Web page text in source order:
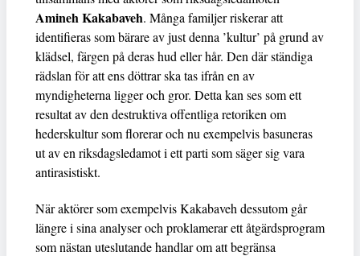
Amineh Kakabaveh. Många familjer riskerar att
identifieras som bärare av just denna ’kultur’ på grund av
klädsel, färgen på deras hud eller hår. Den där ständiga
rädslan för att ens döttrar ska tas ifrån en av
myndigheterna ligger och gror. Detta kan ses som ett
resultat av den destruktiva offentliga retoriken om
hederskultur som florerar och nu exempelvis basuneras
ut av en riksdagsledamot i ett parti som säger sig vara
antirasistiskt.
När aktörer som exempelvis Kakabaveh dessutom går
längre i sina analyser och proklamerar ett åtgärdsprogram
som nästan uteslutande handlar om att begränsa